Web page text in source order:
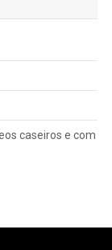
caseiros e com